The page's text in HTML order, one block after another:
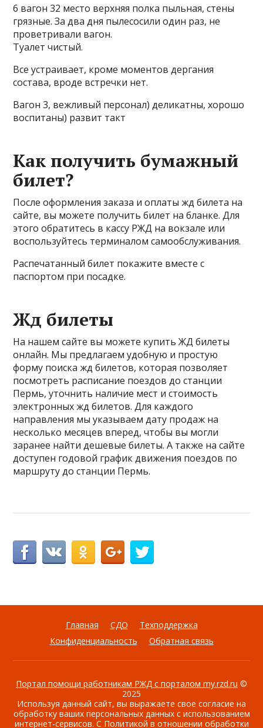
6 вагон 32 место верхняя полка пыльная, стены
грязные. За два дня пылесосили один раз, не
проветривали вагон.
Туалет чистый.
Все устраивает, кроме моментов дергания
состава, вроде встречки нет.
Вагон 3, вежливый персонал) деликатны, хорошо
воспитаны) развит такт
Как получить бумажный
билет?
После оформления заказа и оплаты жд билета на
сайте, вы можете получить билет на бланке. Для
этого обратитесь в кассу РЖД на вокзале или
воспользуйтесь терминалом самообслуживания.
Распечатанный билет покажите вместе с
паспортом при посадке.
Жд билеты
На нашем сайте вы можете купить ЖД билеты
онлайн. Мы предлагаем удобную и простую
форму поиска жд билетов, которая позволяет
посмотреть расписание поездов до станции
Пермь, уточнить наличие мест и стоимость
электронных жд билетов. Для каждого
направления мы указываем дату продаж на
несколько месяцев вперед, чтобы вы могли
заранее найти дешевые билеты. А также на сайте
доступен годовой график движения поездов по
маршруту до станции Пермь.
Главная СДО
Техподдержка
Конфиденциальность
Обратная связь
Портал помощи работникам РЖД с порталом my.rzd.ru ©
2025
Используя данный сайт, вы выражаете свое согласие на
обработку ваших персональных данных с использованием
интернет-сервисов. С Политикой в отношении обработки